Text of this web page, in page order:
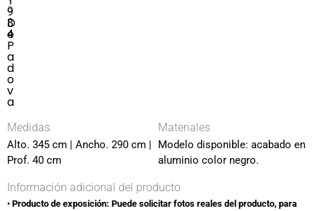
a
D
e
P
a
d
o
v
a
9
8
4
Medidas
Alto. 345 cm | Ancho. 290 cm |
Prof. 40 cm
Materiales
Modelo disponible: acabado en
aluminio color negro.
Información adicional del producto
•⁠ ⁠ Producto de exposición: Puede solicitar fotos reales del producto, para